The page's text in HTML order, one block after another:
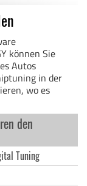
können Sie
Autos
in der
wo es
den
Tuning